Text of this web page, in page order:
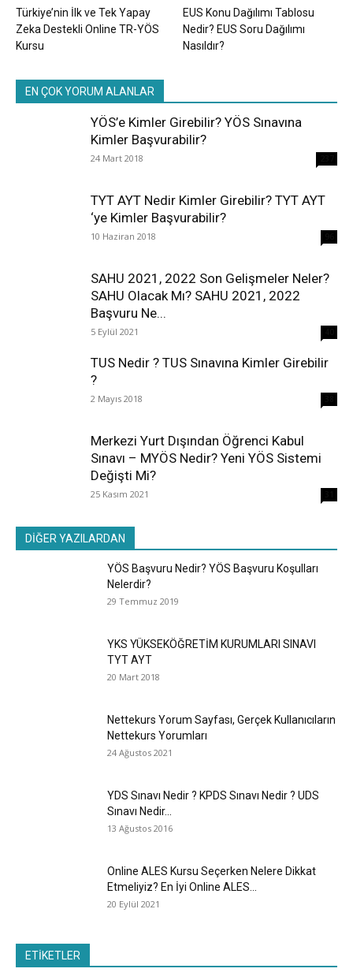
Türkiye’nin İlk ve Tek Yapay
Zeka Destekli Online TR-YÖS
Kursu
EUS Konu Dağılımı Tablosu
Nedir? EUS Soru Dağılımı
Nasıldır?
EN ÇOK YORUM ALANLAR
YÖS’e Kimler Girebilir? YÖS Sınavına
Kimler Başvurabilir?
24 Mart 2018
TYT AYT Nedir Kimler Girebilir? TYT AYT
‘ye Kimler Başvurabilir?
10 Haziran 2018
SAHU 2021, 2022 Son Gelişmeler Neler?
SAHU Olacak Mı? SAHU 2021, 2022
Başvuru Ne...
5 Eylül 2021
TUS Nedir ? TUS Sınavına Kimler Girebilir
?
2 Mayıs 2018
Merkezi Yurt Dışından Öğrenci Kabul
Sınavı – MYÖS Nedir? Yeni YÖS Sistemi
Değişti Mi?
25 Kasım 2021
DİĞER YAZILARDAN
YÖS Başvuru Nedir? YÖS Başvuru Koşulları
Nelerdir?
29 Temmuz 2019
YKS YÜKSEKÖĞRETİM KURUMLARI SINAVI
TYT AYT
20 Mart 2018
Nettekurs Yorum Sayfası, Gerçek Kullanıcıların
Nettekurs Yorumları
24 Ağustos 2021
YDS Sınavı Nedir ? KPDS Sınavı Nedir ? UDS
Sınavı Nedir...
13 Ağustos 2016
Online ALES Kursu Seçerken Nelere Dikkat
Etmeliyiz? En İyi Online ALES...
20 Eylül 2021
ETİKETLER